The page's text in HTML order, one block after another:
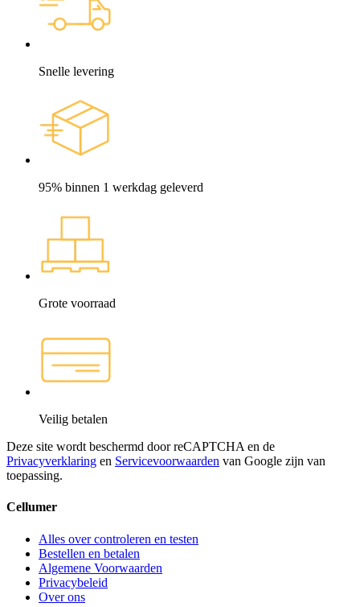
Snelle levering
95% binnen 1 werkdag geleverd
Grote voorraad
Veilig betalen
Deze site wordt beschermd door reCAPTCHA en de
Privacyverklaring en Servicevoorwaarden van Google zijn van
toepassing.
Cellumer
Alles over controleren en testen
Bestellen en betalen
Algemene Voorwaarden
Privacybeleid
Over ons